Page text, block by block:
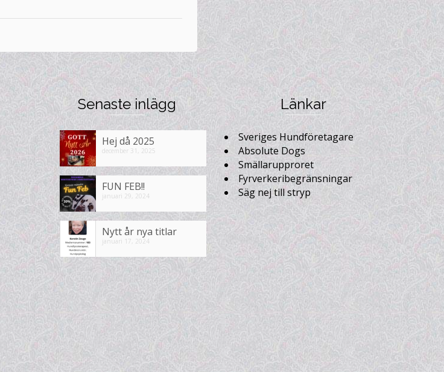
Senaste inlägg
Hej då 2025
december 31, 2025
FUN FEB!!
januari 29, 2024
Nytt år nya titlar
januari 17, 2024
Länkar
Sveriges Hundföretagare
Absolute Dogs
Smällarupproret
Fyrverkeribegränsningar
Säg nej till stryp